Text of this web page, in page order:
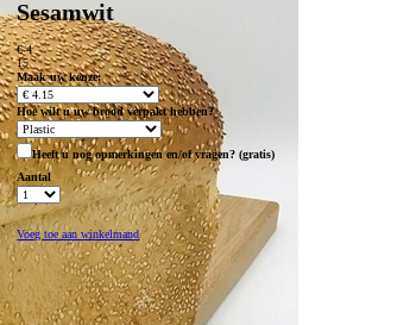
Sesamwit
€ 4
15
Maak uw keuze:
Hoe wilt u uw brood verpakt hebben?
Heeft u nog opmerkingen en/of vragen?(gratis)
Aantal
Voeg toe aan winkelmand